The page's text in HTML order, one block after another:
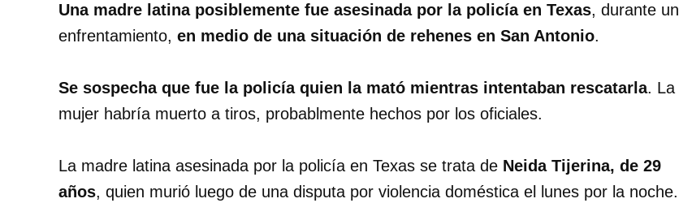
Una madre latina posiblemente fue asesinada por la policía en Texas, durante un
enfrentamiento, en medio de una situación de rehenes en San Antonio.
Se sospecha que fue la policía quien la mató mientras intentaban rescatarla. La
mujer habría muerto a tiros, probablmente hechos por los oficiales.
La madre latina asesinada por la policía en Texas se trata de Neida Tijerina, de 29
años, quien murió luego de una disputa por violencia doméstica el lunes por la noche.